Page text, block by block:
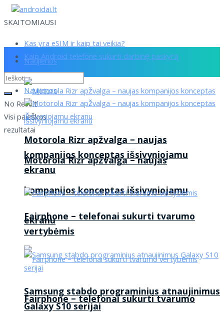
SKAITOMIAUSI
Kas yra eSIM ir kaip tai veikia?
Kaip Android telefone sukurti darbinę paskyrą
No Result
Visi paieškos
rezultatai
Naujienos
Motorola Rizr apžvalga – naujas
kompanijos konceptas išsivyniojamu
ekranu
Fairphone – telefonai sukurti tvarumo
Naujienos
Motorola Rizr apžvalga – naujas
kompanijos konceptas išsivyniojamu
ekranu
Fairphone – telefonai sukurti tvarumo
vertybėmis
Samsung stabdo programinius atnaujinimus
Galaxy S10 serijai